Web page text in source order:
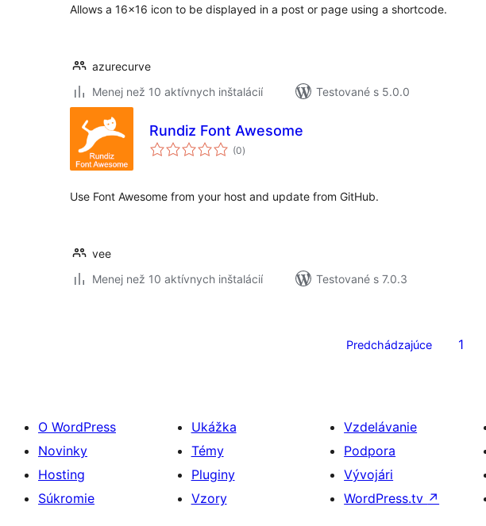
Allows a 16×16 icon to be displayed in a post or page using a shortcode.
azurecurve
Menej než 10 aktívnych inštalácií
Testované s 5.0.0
Rundiz Font Awesome
(0celkové
hodnotenie
)
Use Font Awesome from your host and update from GitHub.
vee
Menej než 10 aktívnych inštalácií
Testované s 7.0.3
Predchádzajúce 1
O WordPress
Novinky
Hosting
Súkromie
Ukážka
Témy
Pluginy
Vzory
Vzdelávanie
Podpora
Vývojári
WordPress.tv ↗